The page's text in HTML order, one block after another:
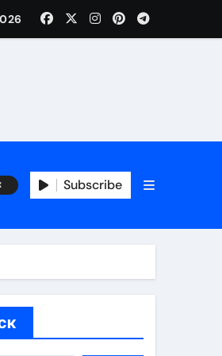
мест отдыха
Subscribe